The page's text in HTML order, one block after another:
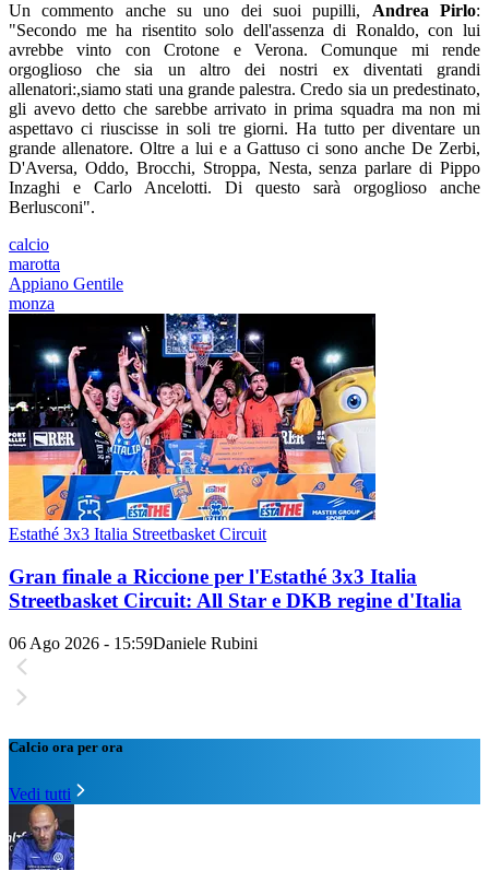
Un commento anche su uno dei suoi pupilli, Andrea Pirlo:
"Secondo me ha risentito solo dell'assenza di Ronaldo, con lui
avrebbe vinto con Crotone e Verona. Comunque mi rende
orgoglioso che sia un altro dei nostri ex diventati grandi
allenatori:,siamo stati una grande palestra. Credo sia un predestinato,
gli avevo detto che sarebbe arrivato in prima squadra ma non mi
aspettavo ci riuscisse in soli tre giorni. Ha tutto per diventare un
grande allenatore. Oltre a lui e a Gattuso ci sono anche De Zerbi,
D'Aversa, Oddo, Brocchi, Stroppa, Nesta, senza parlare di Pippo
Inzaghi e Carlo Ancelotti. Di questo sarà orgoglioso anche
Berlusconi".
calcio
marotta
Appiano Gentile
monza
Estathé 3x3 Italia Streetbasket Circuit
Gran finale a Riccione per l'Estathé 3x3 Italia
Streetbasket Circuit: All Star e DKB regine d'Italia
06 Ago 2026 - 15:59Daniele Rubini
Calcio ora per ora
Vedi tutti